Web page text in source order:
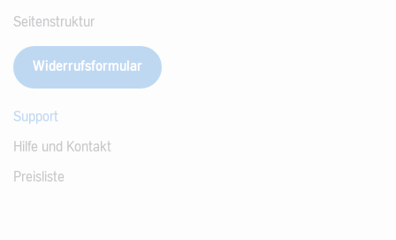
Seitenstruktur
Widerrufsformular
Support
Hilfe und Kontakt
Preisliste